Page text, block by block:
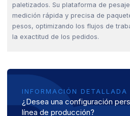
paletizados. Su plataforma de
medición rápida y precisa de
pesos, optimizando los flujos de
la exactitud de los pedidos.
INFORMACIÓN DETALLADA
¿Desea una configuración
línea de producción?